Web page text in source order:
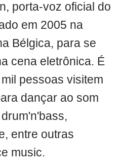
porta-voz oficial do
em 2005 na
Bélgica, para se
cena eletrônica. É
pessoas visitem
dançar ao som
entre outras
music.